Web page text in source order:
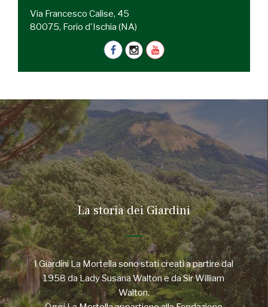
Via Francesco Calise, 45
80075, Forio d'Ischia (NA)
La storia dei Giardini
I Giardini La Mortella sono stati creati a partire dal
1958 da Lady Susana Walton e da Sir William
Walton.